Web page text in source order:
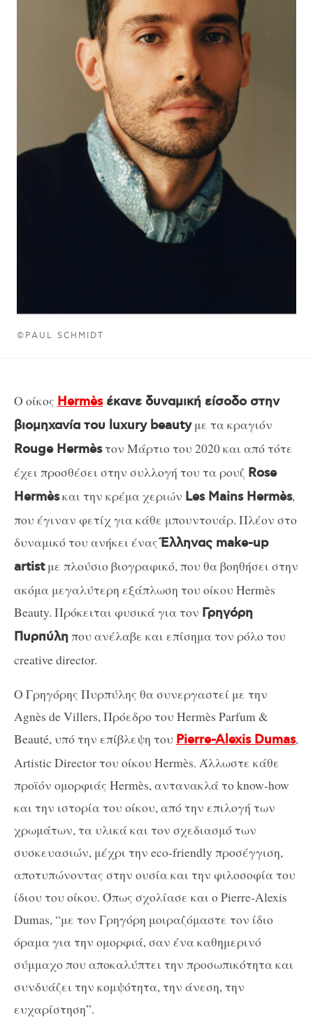
©PAUL SCHMIDT
Ο οίκος Hermèsέκανε δυναμική είσοδο στην
βιομηχανία του luxury beautyμε τα κραγιόν
Rouge Hermèsτον Μάρτιο του 2020 και από τότε
έχει προσθέσει στην συλλογή του τα ρουζ Rose
Hermèsκαι την κρέμα χεριών Les Mains Hermès,
που έγιναν φετίχ για κάθε μπουντουάρ. Πλέον στο
δυναμικό του ανήκει έναςΈλληνας make-up
artistμε πλούσιο βιογραφικό, που θα βοηθήσει στην
ακόμα μεγαλύτερη εξάπλωση του οίκου Hermès
Beauty. Πρόκειται φυσικά για τον Γρηγόρη
Πυρπύληπου ανέλαβε και επίσημα τον ρόλο του
creative director.
Ο Γρηγόρης Πυρπύλης θα συνεργαστεί με την
Agnès de Villers, Πρόεδρο του Hermès Parfum &
Beauté, υπό την επίβλεψη του Pierre-Alexis Dumas,
Artistic Director του οίκου Hermès. Άλλωστε κάθε
προϊόν ομορφιάς Hermès, αντανακλά το know-how
και την ιστορία του οίκου, από την επιλογή των
χρωμάτων, τα υλικά και τον σχεδιασμό των
συσκευασιών, μέχρι την eco-friendly προσέγγιση,
αποτυπώνοντας στην ουσία και την φιλοσοφία του
ίδιου του οίκου. Όπως σχολίασε και ο Pierre-Alexis
Dumas, “με τον Γρηγόρη μοιραζόμαστε τον ίδιο
όραμα για την ομορφιά, σαν ένα καθημερινό
σύμμαχο που αποκαλύπτει την προσωπικότητα και
συνδυάζει την κομψότητα, την άνεση, την
ευχαρίστηση”.